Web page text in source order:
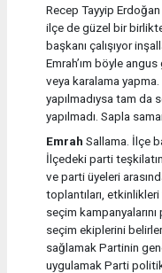
Recep Tayyip
ilçe de güzel bir
başkanı çalışıyor
Emrah’ım böyle
veya karalama
yapılmadıysa tam da
yapılmadı. Sapla
Emrah Sallama. İlçe
İlçedeki parti
ve parti üyeleri
toplantıları,
seçim
seçim ekiplerini
sağlamak Partinin
uygulamak Parti